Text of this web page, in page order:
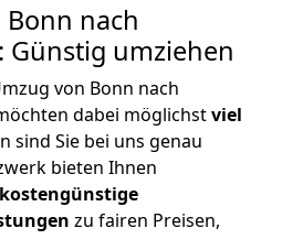
nach
Günstig umziehen
von Bonn nach
dabei möglichstviel
sind Sie bei uns genau
bieten Ihnen
kostengünstige
zu fairen Preisen,